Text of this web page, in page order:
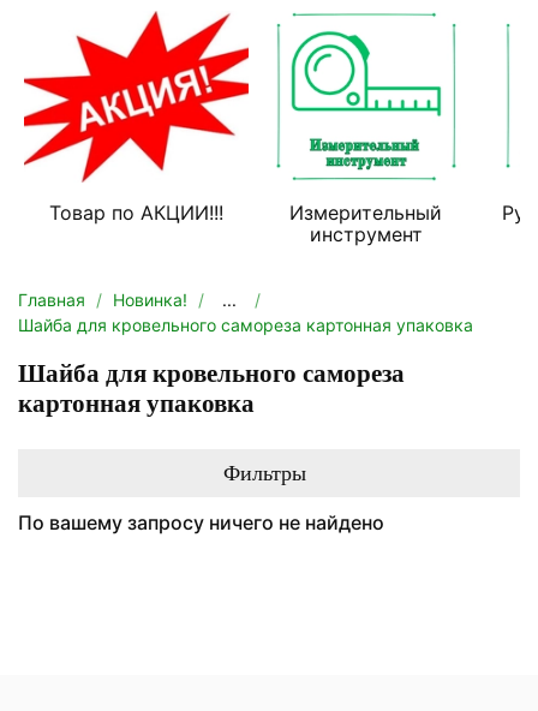
Товар по АКЦИИ!!!
Измерительный
инструмент
Главная Новинка!
...
Шайба для кровельного самореза картонная упаковка
Шайба для кровельного самореза
картонная упаковка
Фильтры
По вашему запросу ничего не найдено